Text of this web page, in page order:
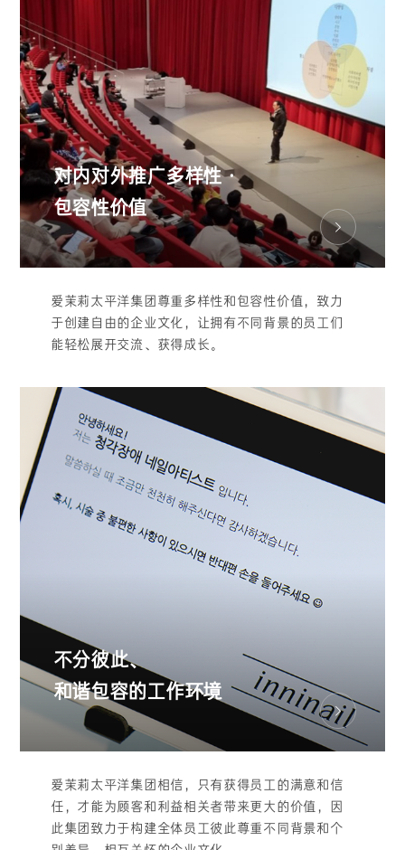
对内对外推广多样性·
包容性价值
爱茉莉太平洋集团尊重多样性和包容性价值，致力
于创建自由的企业文化，让拥有不同背景的员工们
能轻松展开交流、获得成长。
不分彼此、
和谐包容的工作环境
爱茉莉太平洋集团相信，只有获得员工的满意和信
任，才能为顾客和利益相关者带来更大的价值，因
此集团致力于构建全体员工彼此尊重不同背景和个